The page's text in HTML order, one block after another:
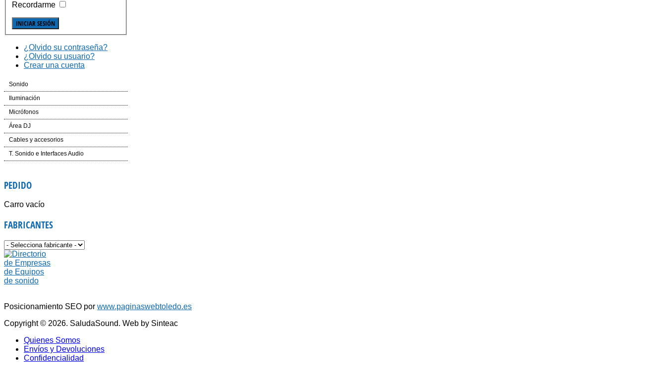
Recordarme
¿Olvido su contraseña?
¿Olvido su usuario?
Crear una cuenta
Sonido
Cajas Automplificadas
Etapas de potencia y amplificadores
Dinámica
Auriculares
Iluminación
Efectos LED
Cabezas LED
Controladores
Micrófonos
Inalámbricos
Conferencias e Instalación
Voz e Instrumentos
Área DJ
CD´S
Mesas de Mezcla
Giradiscos
Cables y accesorios
Iluminación y corriente
T. Sonido e Interfaces Audio
PEDIDO
Carro vacío
FABRICANTES
Posicionamiento SEO por www.paginaswebtoledo.es
Copyright © 2026. SaludaSound. Web by Sinteac
Quienes Somos
Envíos y Devoluciones
Confidencialidad